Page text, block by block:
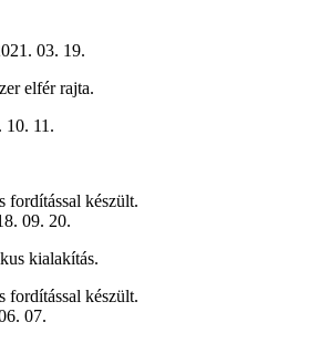
03. 19.
elfér rajta.
10. 11.
fordítással készült.
09. 20.
kialakítás.
fordítással készült.
07.